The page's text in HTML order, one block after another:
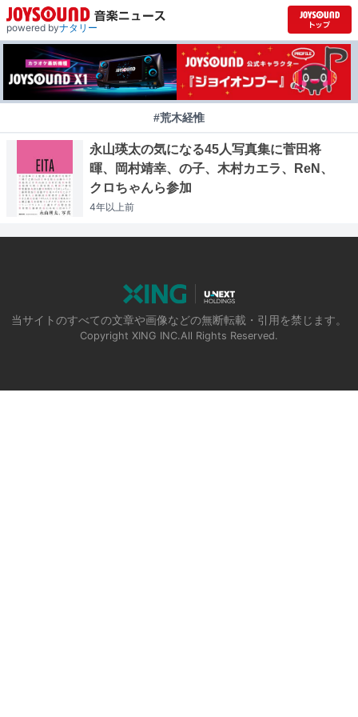
powered byナタリー
#荒木経惟
永山瑛太の気になる45人写真集に菅田将
暉、岡村靖幸、の子、木村カエラ、ReN、
クロちゃんら参加
4年以上前
当サイトのすべての文章や画像などの無断転載・引用を禁じます。
Copyright XING INC.All Rights Reserved.